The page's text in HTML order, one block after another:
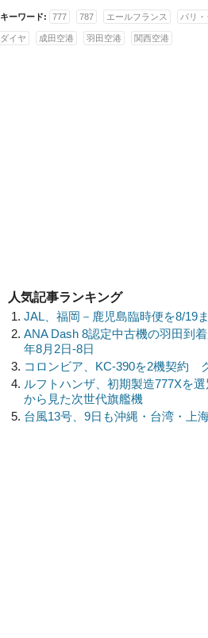
キーワード: 777 787 エールフランス パリ
ダイヤ 成田空港 羽田空港 関西空港
人気記事ランキング
JAL、福岡－鹿児島臨時便を8/19
ANA Dash 8認定中古機の羽田到
年8月2日-8日
コロンビア、KC-390を2機契約
ルフトハンザ、初期製造777Xを
から見た次世代旗艦機
台風13号、9日も沖縄・台湾・上